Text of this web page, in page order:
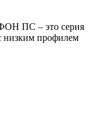
ПС – это серия
низким профилем